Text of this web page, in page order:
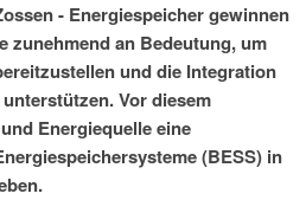
- Energiespeicher gewinnen
zunehmend an Bedeutung, um
und die Integration
Vor diesem
Energiequelle eine
(BESS) in